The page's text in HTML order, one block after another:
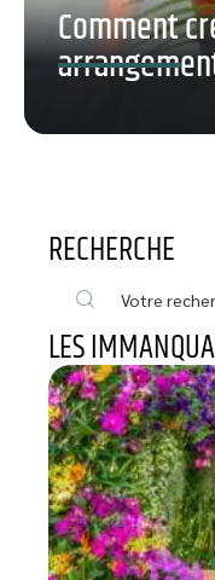
Comment
RECHERCHE
LES